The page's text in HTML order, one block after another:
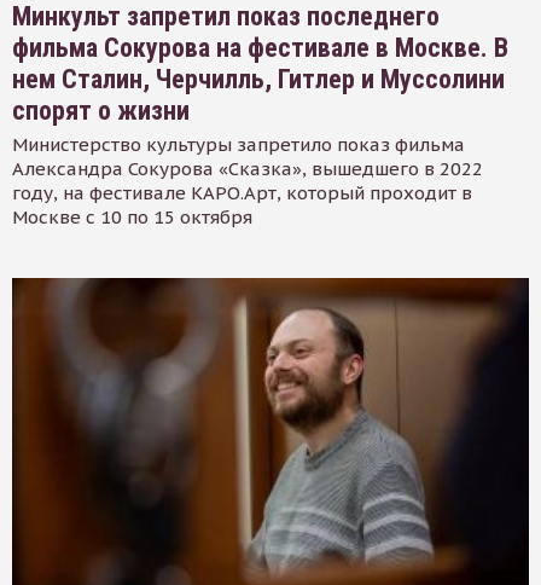
Минкульт запретил показ последнего
фильма Сокурова на фестивале в Москве. В
нем Сталин, Черчилль, Гитлер и Муссолини
спорят о жизни
Министерство культуры запретило показ фильма
Александра Сокурова «Сказка», вышедшего в 2022
году, на фестивале КАРО.Арт, который проходит в
Москве с 10 по 15 октября